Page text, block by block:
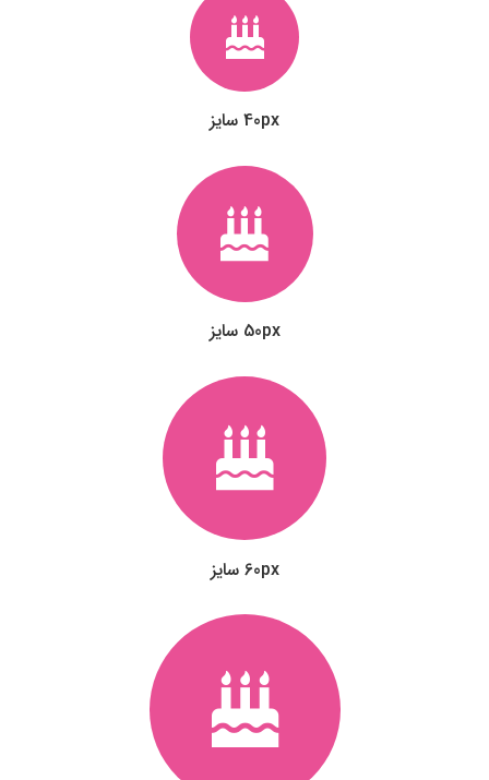
40px سایز
50px سایز
60px سایز